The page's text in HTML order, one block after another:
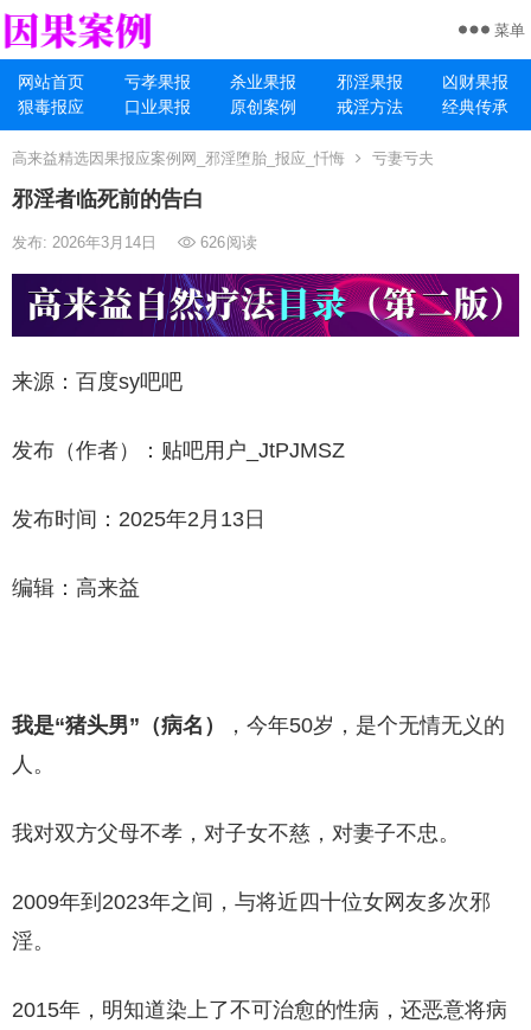
网站首页 亏孝果报 杀业果报 邪淫果报
凶财果报
狠毒报应
口业果报 原创案例 戒淫方法 经典传承
菜单
高来益精选因果报应案例网_邪淫堕胎_报应_忏悔 亏妻亏夫
邪淫者临死前的告白
发布: 2026年3月14日 626阅读
来源：百度sy吧吧
发布（作者）：贴吧用户_JtPJMSZ
发布时间：2025年2月13日
编辑：高来益
我是“猪头男”（病名）
，今年50岁，是个无情无义的
人。
我对双方父母不孝，对子女不慈，对妻子不忠。
2009年到2023年之间，与将近四十位女网友多次邪
淫。
2015年，明知道染上了不可治愈的性病，还恶意将病